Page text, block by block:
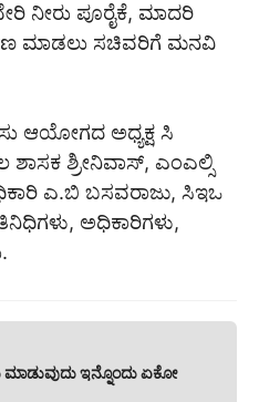
ನೀರು ಪೂರೈಕೆ, ಮಾದರಿ
ಮಾಡಲು ಸಚಿವರಿಗೆ ಮನವಿ
ಆಯೋಗದ ಅಧ್ಯಕ್ಷ ಸಿ
ಶ್ರೀನಿವಾಸ್, ಎಂಎಲ್ಸಿ
ಎ.ಬಿ ಬಸವರಾಜು, ಸಿಇಒ
ಅಧಿಕಾರಿಗಳು,
ಮಾಡುವುದು ಇನ್ನೊಂದು ಏಕೋ